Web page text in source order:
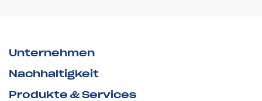
Unternehmen
Nachhaltigkeit
Produkte & Services